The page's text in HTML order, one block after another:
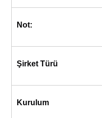
Not:
Şirket Türü
Kurulum